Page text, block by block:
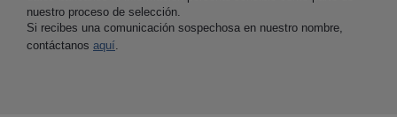
nuestro proceso de selección.
Si recibes una comunicación sospechosa en nuestro nombre,
contáctanos aquí.